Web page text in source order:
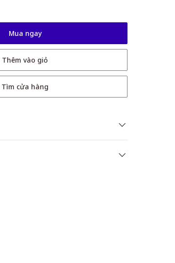
Mua ngay
Thêm vào giỏ
Tìm cửa hàng